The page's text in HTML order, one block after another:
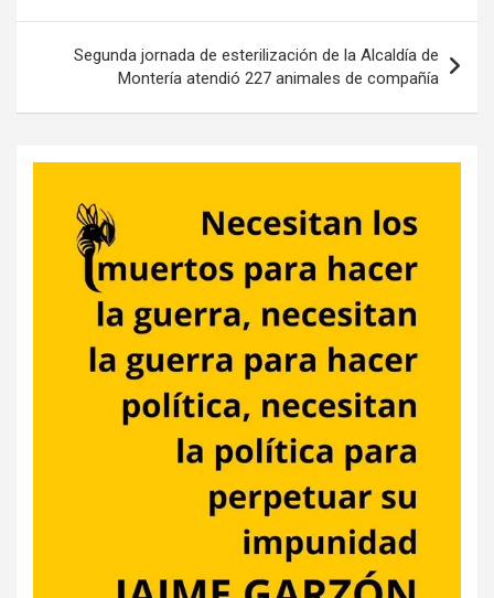
entradas
Segunda jornada de esterilización de la Alcaldía de
Montería atendió 227 animales de compañía